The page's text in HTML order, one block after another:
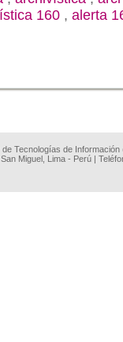
160 , alerta
Tecnologías de
Miguel, Lima - Perú |